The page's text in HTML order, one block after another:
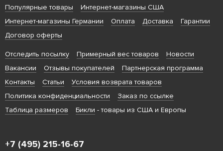
Популярные товары
Интернет-магазины США
Интернет-магазины Германии
Оплата Доставка
Гарантии
Договор оферты
Отследить посылку Примерный вес товаров
Новости
Вакансии
Отзывы покупателей
Партнерская программа
Контакты
Статьи
Условия возврата товаров
Политика конфиденциальности
Заказ по ссылке
Таблица размеров
Бикли - товары из США и Европы
+7 (495) 215-16-67